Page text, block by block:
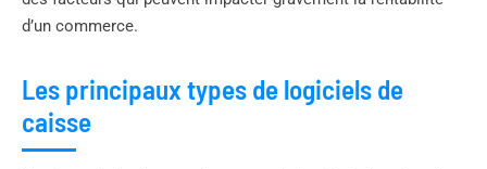
d’un commerce.
Les principaux types de logiciels de
caisse